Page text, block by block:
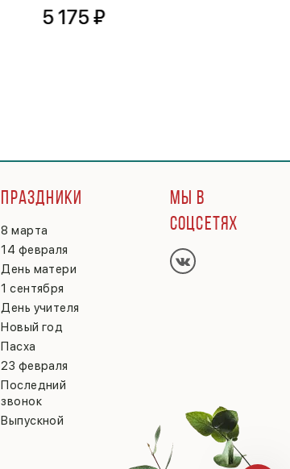
5 175 ₽
ПРАЗДНИКИ
8 марта
14 февраля
День матери
1 сентября
День учителя
Новый год
Пасха
23 февраля
Последний
звонок
Выпускной
МЫ В
СОЦСЕТЯХ